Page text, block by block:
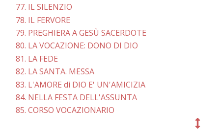
77. IL SILENZIO
78. IL FERVORE
79. PREGHIERA A GESÙ SACERDOTE
80. LA VOCAZIONE: DONO DI DIO
81. LA FEDE
82. LA SANTA. MESSA
83. L'AMORE di DIO E' UN'AMICIZIA
84. NELLA FESTA DELL'ASSUNTA
85. CORSO VOCAZIONARIO